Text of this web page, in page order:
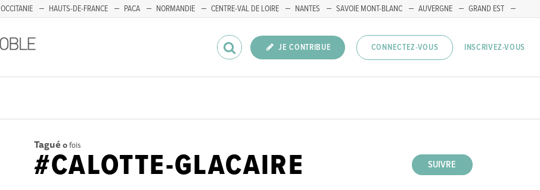
OCCITANIE HAUTS-DE-FRANCE PACA NORMANDIE CENTRE-VAL DE LOIRE NANTES SAVOIE MONT-BLANC AUVERGNE
GRAND EST
JE CONTRIBUE CONNECTEZ-VOUS INSCRIVEZ-VOUS
Tagué 0fois
SUIVRE
#CALOTTE-GLACAIRE